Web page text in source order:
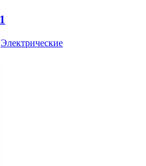
Электрические